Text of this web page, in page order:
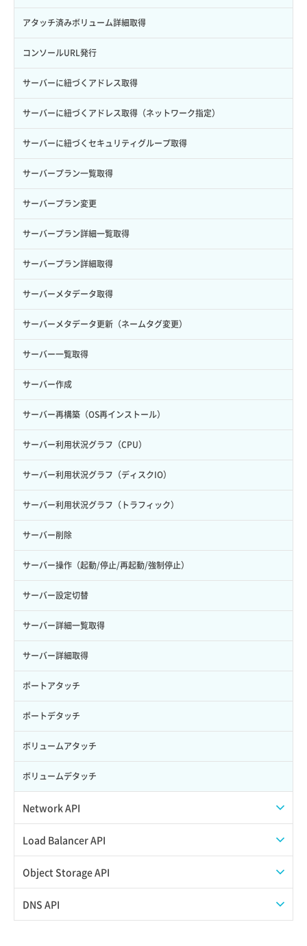
トークン発行
パーミッション一覧取得
ロールからパーミッションを紐づけ解除
ロールにパーミッションを紐づけ
ロール一覧取得
ロール作成
ロール削除
ロール更新
ロール詳細取得
ボリュームイメージ保存
ボリュームタイプ一覧取得
ボリュームタイプ詳細取得
ボリューム一覧取得
ボリューム作成
ボリューム削除
ボリューム更新
ボリューム詳細一覧取得
ボリューム詳細取得
自動バックアップ有効化
自動バックアップ無効化
アタッチ済みボリューム詳細取得
コンソールURL発行
サーバーに紐づくアドレス取得
サーバーに紐づくアドレス取得（ネットワーク指定）
サーバーに紐づくセキュリティグループ取得
サーバープラン一覧取得
サーバープラン変更
サーバープラン詳細一覧取得
サーバープラン詳細取得
サーバーメタデータ取得
サーバーメタデータ更新（ネームタグ変更）
サーバー一覧取得
サーバー作成
サーバー再構築（OS再インストール）
サーバー利用状況グラフ（CPU）
サーバー利用状況グラフ（ディスクIO）
サーバー利用状況グラフ（トラフィック）
サーバー削除
サーバー操作（起動/停止/再起動/強制停止）
サーバー設定切替
サーバー詳細一覧取得
サーバー詳細取得
ポートアタッチ
ポートデタッチ
ボリュームアタッチ
ボリュームデタッチ
Network API
QoSポリシー一覧取得
QoSポリシー詳細取得
サブネット一覧取得
Load Balancer API
プール一覧取得
プール作成
Object Storage API
Web公開
DNS API